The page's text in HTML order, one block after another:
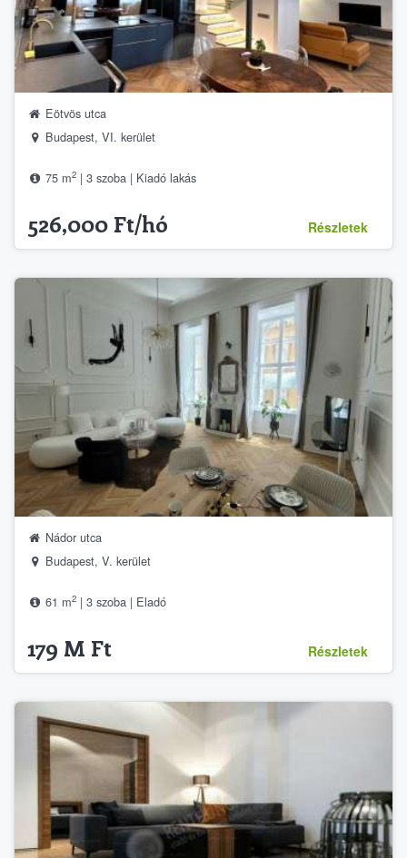
Eötvös utca
Budapest, VI. kerület
75 m2 | 3 szoba | Kiadó lakás
526,000 Ft/hó Részletek
Nádor utca
Budapest, V. kerület
61 m2 | 3 szoba | Eladó
179 M Ft Részletek